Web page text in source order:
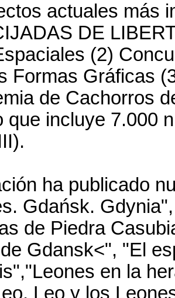
actuales más
DE
(2)
Formas Gráficas
de Cachorros
que incluye 7.000
ha publicado
Gdańsk.
de Piedra
Gdansk<", "El
en la
Leo y los